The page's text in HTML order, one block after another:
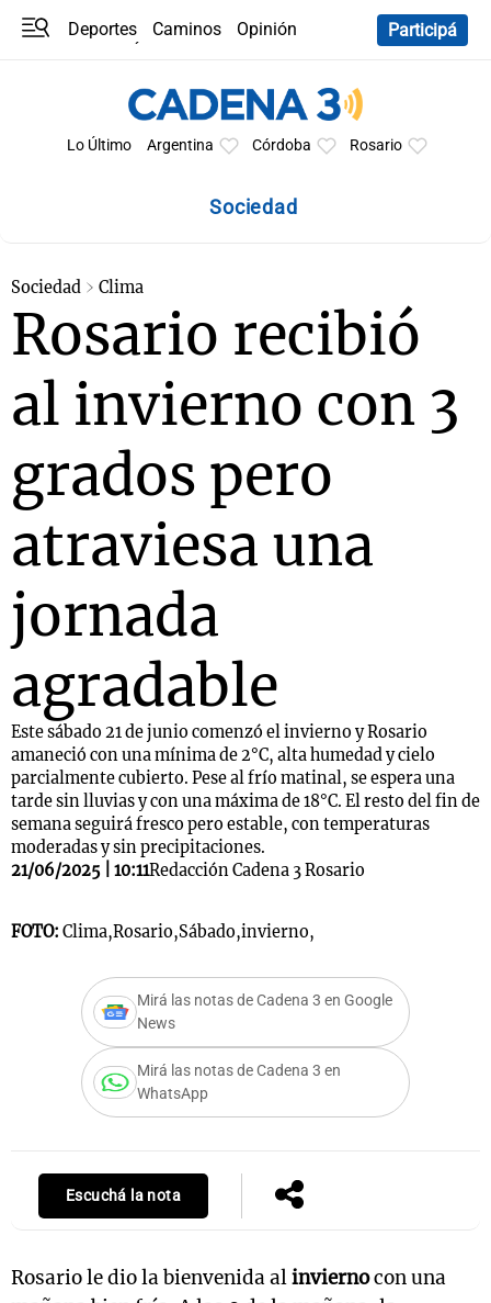
Deportes Caminos
Opinión
Participá
Lo Último Argentina Córdoba Rosario
Sociedad
Sociedad Clima
Rosario recibió
al invierno con 3
grados pero
atraviesa una
jornada
agradable
Este sábado 21 de junio comenzó el invierno y Rosario
amaneció con una mínima de 2°C, alta humedad y cielo
parcialmente cubierto. Pese al frío matinal, se espera una
tarde sin lluvias y con una máxima de 18°C. El resto del fin de
semana seguirá fresco pero estable, con temperaturas
moderadas y sin precipitaciones.
21/06/2025 | 10:11Redacción Cadena 3 Rosario
FOTO: Clima,Rosario,Sábado,invierno,
Mirá las notas de Cadena 3 en Google
News
Mirá las notas de Cadena 3 en
WhatsApp
Escuchá la nota
Rosario le dio la bienvenida alinviernocon una
Notas
Notas